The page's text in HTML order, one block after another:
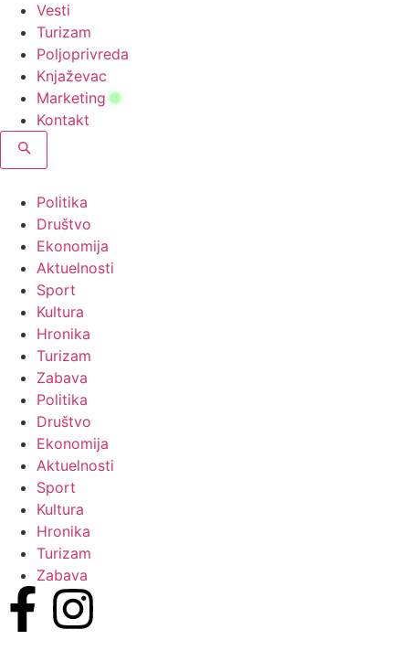
Vesti
Turizam
Poljoprivreda
Knjaževac
Marketing
Kontakt
Politika
Društvo
Ekonomija
Aktuelnosti
Sport
Kultura
Hronika
Turizam
Zabava
Politika
Društvo
Ekonomija
Aktuelnosti
Sport
Kultura
Hronika
Turizam
Zabava